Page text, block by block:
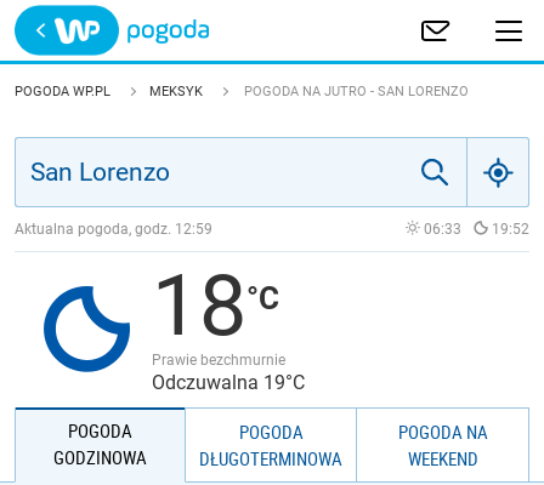
Trwa ładowanie
POLSKA
JAKOŚĆ POWIETRZA
POGODA WP.PL MEKSYK POGODA NA JUTRO - SAN LORENZO
Aktualna pogoda, godz. 12:59 06:33 19:52
18
Prawie bezchmurnie
Odczuwalna 19°C
POGODA
GODZINOWA
POGODA
DŁUGOTERMINOWA
POGODA NA
WEEKEND